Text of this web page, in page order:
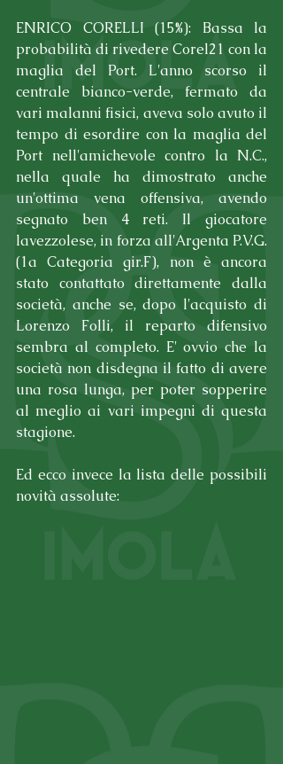
ENRICO CORELLI (15%): Bassa la
probabilità di rivedere Corel21 con la
maglia del Port. L'anno scorso il
centrale bianco-verde, fermato da
vari malanni fisici, aveva solo avuto il
tempo di esordire con la maglia del
Port nell'amichevole contro la N.C.,
nella quale ha dimostrato anche
un'ottima vena offensiva, avendo
segnato ben 4 reti. Il giocatore
lavezzolese, in forza all'Argenta P.V.G.
(1a Categoria gir.F), non è ancora
stato contattato direttamente dalla
società, anche se, dopo l'acquisto di
Lorenzo Folli, il reparto difensivo
sembra al completo. E' ovvio che la
società non disdegna il fatto di avere
una rosa lunga, per poter sopperire
al meglio ai vari impegni di questa
stagione.
Ed ecco invece la lista delle possibili
novità assolute: